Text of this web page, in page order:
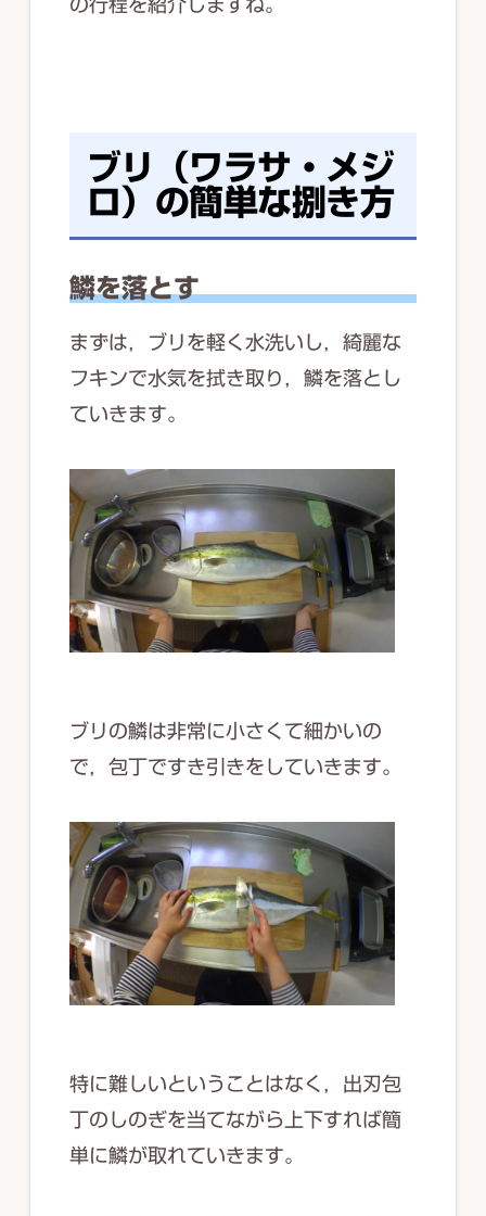
の行程を紹介しますね。
ブリ（ワラサ・メジ
ロ）の簡単な捌き方
鱗を落とす
まずは，ブリを軽く水洗いし，綺麗な
フキンで水気を拭き取り，鱗を落とし
ていきます。
ブリの鱗は非常に小さくて細かいの
で，包丁ですき引きをしていきます。
特に難しいということはなく，出刃包
丁のしのぎを当てながら上下すれば簡
単に鱗が取れていきます。